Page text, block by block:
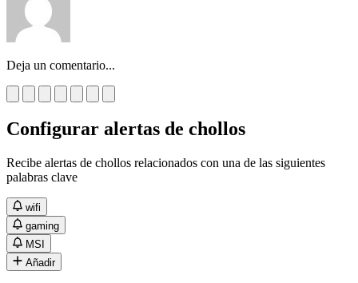
Deja un comentario...
Configurar alertas de chollos
Recibe alertas de chollos relacionados con una de las siguientes
palabras clave
wifi
gaming
MSI
Añadir